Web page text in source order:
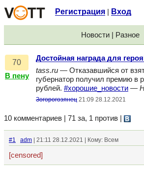
Регистрация Вход
Новости | Разное
70
В пену
Достойная награда для
tass.ru — Отказавшийся от
губернатор получил премию в
рублей. #хорошие_новости —
Зогорогозянец 21:09 28.12.2021
10 комментариев | 71 за, 1 против
#1 adm | 21:11 28.12.2021 | Кому: Всем
[censored]